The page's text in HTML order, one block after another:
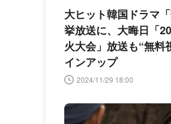
大ヒット韓国ドラマ
挙放送に、大晦日「
火大会」放送も“無
インアップ
2024/11/29 18:00